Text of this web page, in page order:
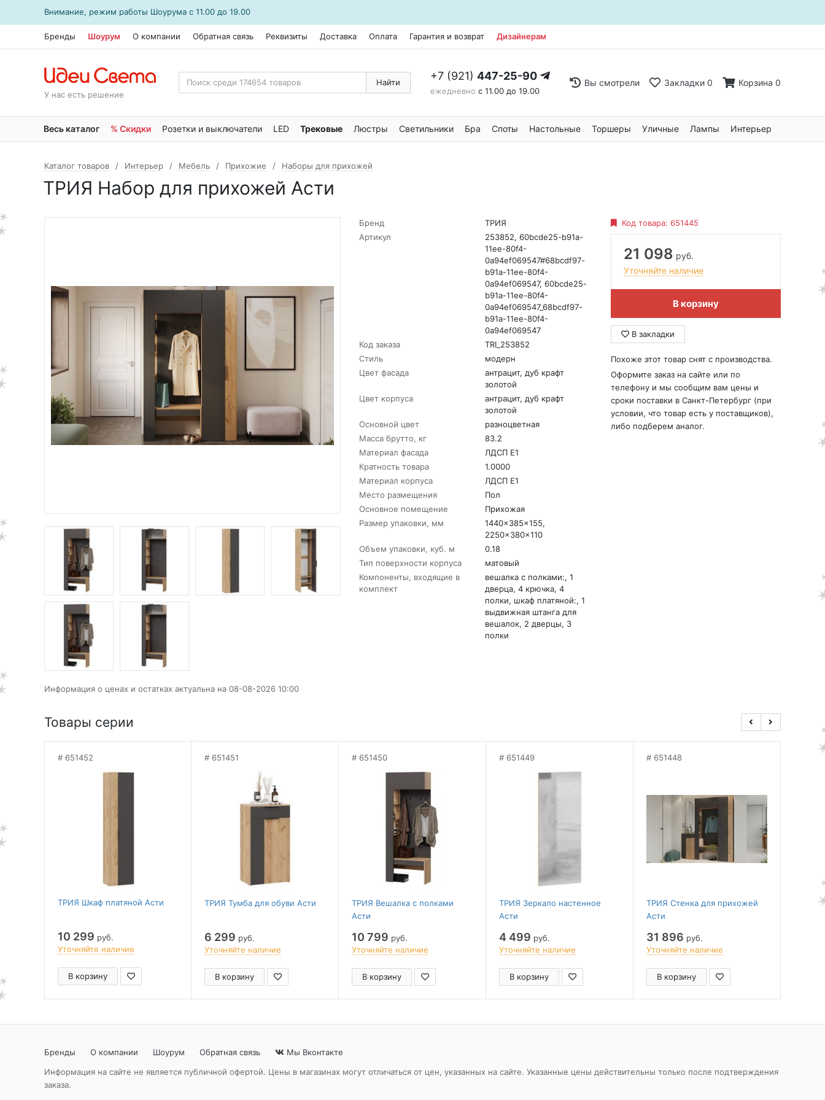
Внимание, режим работы Шоурума с 11.00 до 19.00
Бренды Шоурум О компании Обратная связь Реквизиты Доставка Оплата Гарантия и возврат Дизайнерам
У нас есть решение
Найти +7 (921) 447-25-90
ежедневно с 11.00 до 19.00
Вы смотрели Закладки 0 Корзина 0
Весь каталог % Скидки Розетки и выключатели LED Трековые Люстры Светильники Бра Споты Настольные Торшеры Уличные Лампы Интерьер
Каталог товаров Интерьер Мебель Прихожие Наборы для прихожей
ТРИЯ Набор для прихожей Асти
Бренд
ТРИЯ
Артикул
253852, 60bcde25-b91a-
11ee-80f4-
0a94ef069547#68bcdf97-
b91a-11ee-80f4-
0a94ef069547, 60bcde25-
b91a-11ee-80f4-
0a94ef069547_68bcdf97-
b91a-11ee-80f4-
0a94ef069547
Код заказа
TRI_253852
Стиль
модерн
Цвет фасада
антрацит, дуб крафт
золотой
Цвет корпуса
антрацит, дуб крафт
золотой
Основной цвет
разноцветная
Масса брутто, кг
83.2
Материал фасада
ЛДСП Е1
Кратность товара
1.0000
Материал корпуса
ЛДСП Е1
Место размещения
Пол
Основное помещение
Прихожая
Размер упаковки, мм
1440x385x155,
2250x380x110
Объем упаковки, куб. м
0.18
Тип поверхности корпуса
матовый
Компоненты, входящие в
комплект
вешалка с полками:, 1
дверца, 4 крючка, 4
полки, шкаф платяной:, 1
выдвижная штанга для
вешалок, 2 дверцы, 3
полки
Код товара: 651445
21 098 руб.
Уточняйте наличие
В корзину
В закладки
Похоже этот товар снят с производства.
Оформите заказ на сайте или по
телефону и мы сообщим вам цены и
сроки поставки в Санкт-Петербург (при
условии, что товар есть у поставщиков),
либо подберем аналог.
Информация о ценах и остатках актуальна на 08-08-2026 10:00
Товары серии
651452
ТРИЯ Шкаф платяной Асти
10 299 руб.
Уточняйте наличие
В корзину
651451
ТРИЯ Тумба для обуви Асти
6 299 руб.
Уточняйте наличие
В корзину
651450
ТРИЯ Вешалка с полками
Асти
10 799 руб.
Уточняйте наличие
В корзину
651449
ТРИЯ Зеркало настенное
Асти
4 499 руб.
Уточняйте наличие
В корзину
651448
ТРИЯ Стенка для прихожей
Асти
31 896 руб.
Уточняйте наличие
В корзину
ТРИЯ
Бренды О компании Шоурум Обратная связь
Мы Вконтакте
Информация на сайте не является публичной офертой. Цены в магазинах могут отличаться от цен, указанных на сайте. Указанные цены действительны только после подтверждения
заказа.